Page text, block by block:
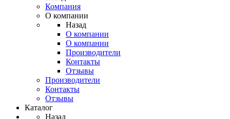
Компания
О компании
Назад
О компании
О компании
Производители
Контакты
Отзывы
Производители
Контакты
Отзывы
Каталог
Назад